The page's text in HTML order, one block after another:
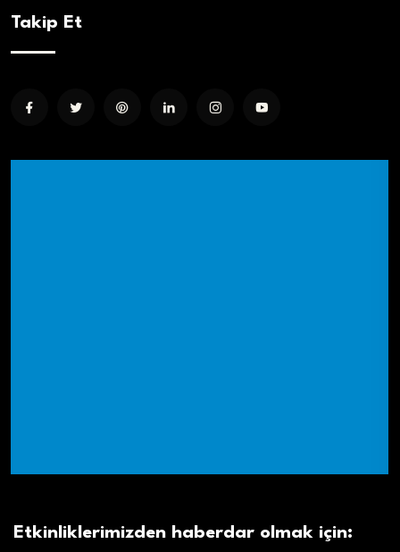
Takip Et
Etkinliklerimizden haberdar olmak için: